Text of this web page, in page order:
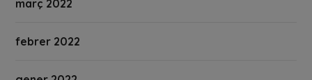
març 2022
febrer 2022